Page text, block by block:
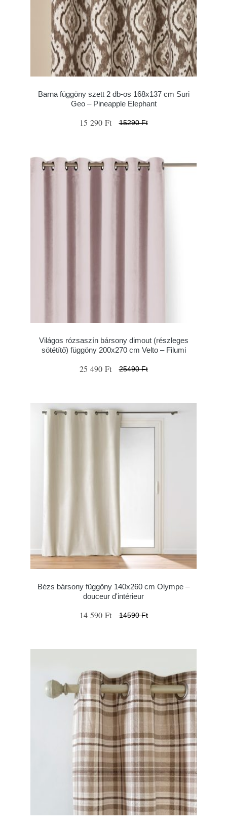
Barna függöny szett 2 db-os 168x137 cm Suri
Geo – Pineapple Elephant
15 290 Ft 15290 Ft
Világos rózsaszín bársony dimout (részleges
sötétítő) függöny 200x270 cm Velto – Filumi
25 490 Ft 25490 Ft
Bézs bársony függöny 140x260 cm Olympe –
douceur d'intérieur
14 590 Ft 14590 Ft